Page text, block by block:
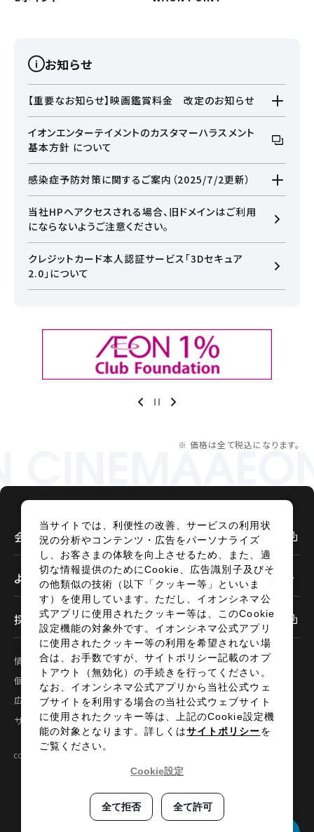
お知らせ
【重要なお知らせ】映画鑑賞料金 改定のお知らせ
した。
詳細はこちら
イオンエンターテイメントのカスタマーハラスメント
基本方針 について
感染症予防対策に関するご案内（2025/7/2更新）
詳細はこちら
当社HPへアクセスされる場合、旧ドメインはご利用
にならないようご注意ください。
クレジットカード本人認証サービス「3Dセキュア
2.0」について
※ 価格は全て税込になります。
会社情報
よくあるご質問
採用情報
情報セキュリティ
サイトポリシー
個人情報の取扱い
お問い合わせ
広告掲載
特定商取引法に基づく表示
サイトマップ
COPYRIGHT©2024 AEON ENTERTAINMENT CO.,LTD ALL RIGHTS RESERVED.
当サイトでは、利便性の改善、サービスの利用状
況の分析やコンテンツ・広告をパーソナライズ
し、お客さまの体験を向上させるため、また、適
切な情報提供のためにCookie、広告識別子及びそ
の他類似の技術（以下「クッキー等」といいま
す）を使用しています。ただし、イオンシネマ公
式アプリに使用されたクッキー等は、このCookie
設定機能の対象外です。イオンシネマ公式アプリ
に使用されたクッキー等の利用を希望されない場
合は、お手数ですが、サイトポリシー記載のオプ
トアウト（無効化）の手続きを行ってください。
なお、イオンシネマ公式アプリから当社公式ウェ
ブサイトを利用する場合の当社公式ウェブサイト
に使用されたクッキー等は、上記のCookie設定機
能の対象となります。詳しくはサイトポリシーを
ご覧ください。
Cookie設定
全て拒否 全て許可